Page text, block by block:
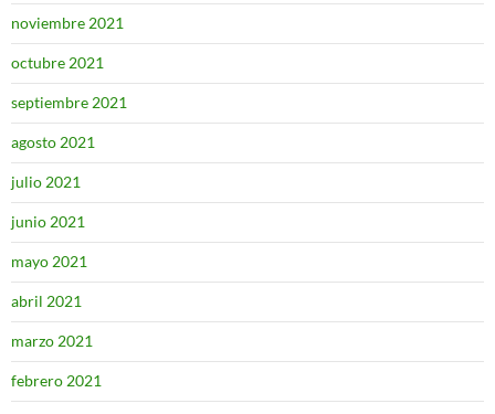
noviembre 2021
octubre 2021
septiembre 2021
agosto 2021
julio 2021
junio 2021
mayo 2021
abril 2021
marzo 2021
febrero 2021